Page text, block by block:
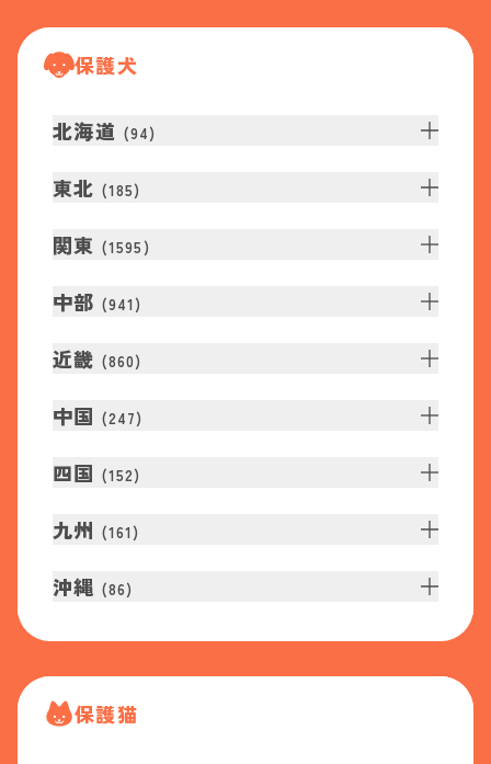
保護犬
北海道 (94)
東北 (185)
関東 (1595 )
中部 (941 )
近畿 (860)
中国 (247)
四国 (152)
九州 (161 )
沖縄 (86)
保護猫